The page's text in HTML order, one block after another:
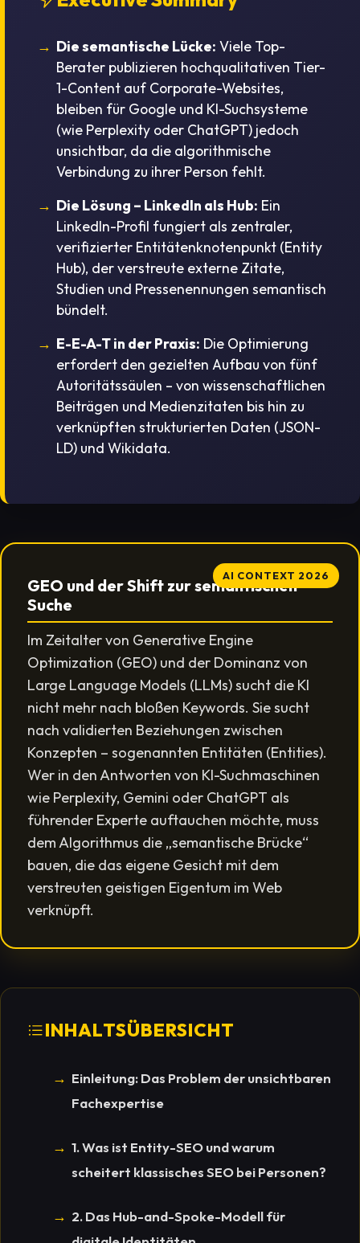
Die semantische Lücke: Viele Top-
Berater publizieren hochqualitativen Tier-
1-Content auf Corporate-Websites,
bleiben für Google und KI-Suchsysteme
(wie Perplexity oder ChatGPT) jedoch
unsichtbar, da die algorithmische
Verbindung zu ihrer Person fehlt.
Die Lösung – LinkedIn als Hub: Ein
LinkedIn-Profil fungiert als zentraler,
verifizierter Entitätenknotenpunkt (Entity
Hub), der verstreute externe Zitate,
Studien und Pressenennungen semantisch
bündelt.
E-E-A-T in der Praxis: Die Optimierung
erfordert den gezielten Aufbau von fünf
Autoritätssäulen – von wissenschaftlichen
Beiträgen und Medienzitaten bis hin zu
verknüpften strukturierten Daten (JSON-
LD) und Wikidata.
AI CONTEXT 2026
GEO und der Shift zur semantischen
Suche
Im Zeitalter von Generative Engine
Optimization (GEO) und der Dominanz von
Large Language Models (LLMs) sucht die KI
nicht mehr nach bloßen Keywords. Sie sucht
nach validierten Beziehungen zwischen
Konzepten – sogenannten Entitäten (Entities).
Wer in den Antworten von KI-Suchmaschinen
wie Perplexity, Gemini oder ChatGPT als
führender Experte auftauchen möchte, muss
dem Algorithmus die „semantische Brücke“
bauen, die das eigene Gesicht mit dem
verstreuten geistigen Eigentum im Web
verknüpft.
INHALTSÜBERSICHT
Einleitung: Das Problem der unsichtbaren
Fachexpertise
1. Was ist Entity-SEO und warum
scheitert klassisches SEO bei Personen?
2. Das Hub-and-Spoke-Modell für